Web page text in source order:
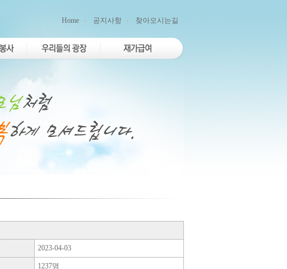
Home 공지사항 찾아오시는길
2023-04-03
1237명